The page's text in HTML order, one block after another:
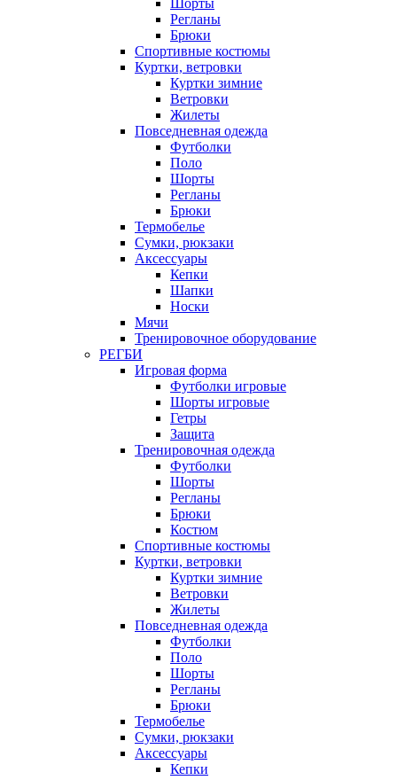
Шорты
Регланы
Брюки
Спортивные костюмы
Куртки, ветровки
Куртки зимние
Ветровки
Жилеты
Повседневная одежда
Футболки
Поло
Шорты
Регланы
Брюки
Термобелье
Сумки, рюкзаки
Аксессуары
Кепки
Шапки
Носки
Мячи
Тренировочное оборудование
РЕГБИ
Игровая форма
Футболки игровые
Шорты игровые
Гетры
Защита
Тренировочная одежда
Футболки
Шорты
Регланы
Брюки
Костюм
Спортивные костюмы
Куртки, ветровки
Куртки зимние
Ветровки
Жилеты
Повседневная одежда
Футболки
Поло
Шорты
Регланы
Брюки
Термобелье
Сумки, рюкзаки
Аксессуары
Кепки